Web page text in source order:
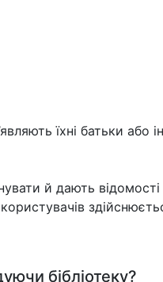
їхні батьки або
й дають відомості
бібліотеку?